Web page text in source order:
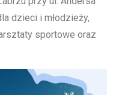
dzieci i młodzieży,
sportowe oraz